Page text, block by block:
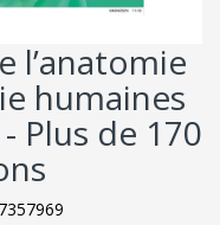
l’anatomie
humaines
Plus de 170